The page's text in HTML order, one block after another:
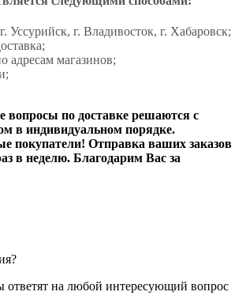
Уссурийск, г. Владивосток, г. Хабаровск;
адресам магазинов;
вопросы по доставке решаются с
в индивидуальном порядке.
покупатели! Отправка ваших заказов
в неделю. Благодарим Вас за
ответят на любой интересующий вопрос